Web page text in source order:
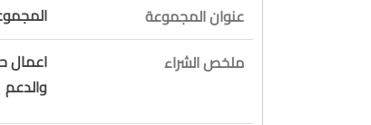
عنوان المجموعة
المجموعة (1) - مناقصة
ملخص الشراء
اعمال
والدعم